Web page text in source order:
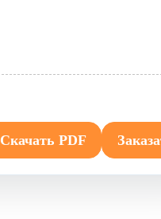
Скачать PDF